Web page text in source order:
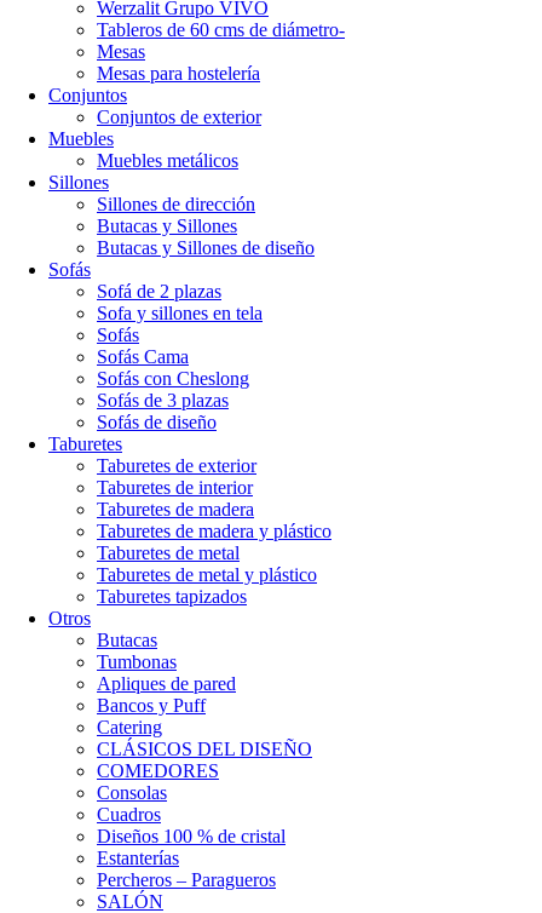
Werzalit Grupo VIVO
Tableros de 60 cms de diámetro-
Mesas
Mesas para hostelería
Conjuntos
Conjuntos de exterior
Muebles
Muebles metálicos
Sillones
Sillones de dirección
Butacas y Sillones
Butacas y Sillones de diseño
Sofás
Sofá de 2 plazas
Sofa y sillones en tela
Sofás
Sofás Cama
Sofás con Cheslong
Sofás de 3 plazas
Sofás de diseño
Taburetes
Taburetes de exterior
Taburetes de interior
Taburetes de madera
Taburetes de madera y plástico
Taburetes de metal
Taburetes de metal y plástico
Taburetes tapizados
Otros
Butacas
Tumbonas
Apliques de pared
Bancos y Puff
Catering
CLÁSICOS DEL DISEÑO
COMEDORES
Consolas
Cuadros
Diseños 100 % de cristal
Estanterías
Percheros – Paragueros
SALÓN